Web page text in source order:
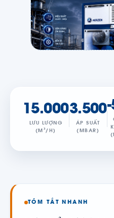
15.000
LƯU LƯỢNG
(M³/H)
3.500
ÁP SUẤT
(MBAR)
TÓM TẮT NHANH